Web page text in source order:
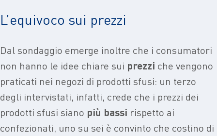
L’equivoco sui prezzi
Dal sondaggio emerge inoltre che i consumatori
non hanno le idee chiare sui prezzi che vengono
praticati nei negozi di prodotti sfusi: un terzo
degli intervistati, infatti, crede che i prezzi dei
prodotti sfusi siano più bassi rispetto ai
confezionati, uno su sei è convinto che costino di